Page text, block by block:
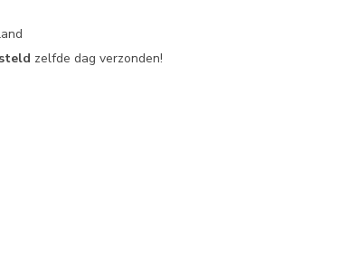
zelfde dag verzonden!